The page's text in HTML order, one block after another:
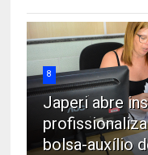
8
Japeri abre
bolsa-auxílio